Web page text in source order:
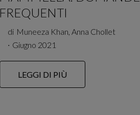
FREQUENTI
di Muneeza Khan, Anna Chollet
∙ Giugno 2021
LEGGI DI PIÙ